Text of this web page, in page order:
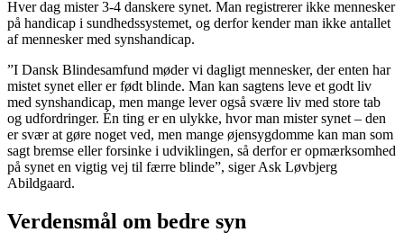
Hver dag mister 3-4 danskere synet. Man registrerer ikke mennesker
på handicap i sundhedssystemet, og derfor kender man ikke antallet
af mennesker med synshandicap.
”I Dansk Blindesamfund møder vi dagligt mennesker, der enten har
mistet synet eller er født blinde. Man kan sagtens leve et godt liv
med synshandicap, men mange lever også svære liv med store tab
og udfordringer. Én ting er en ulykke, hvor man mister synet – den
er svær at gøre noget ved, men mange øjensygdomme kan man som
sagt bremse eller forsinke i udviklingen, så derfor er opmærksomhed
på synet en vigtig vej til færre blinde”, siger Ask Løvbjerg
Abildgaard.
Verdensmål om bedre syn